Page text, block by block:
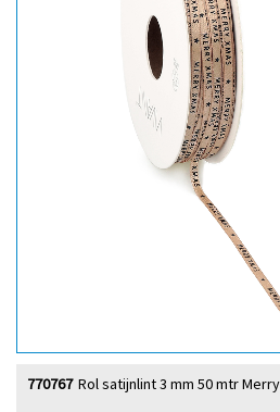
Rol satijnlint 3 mm 50 mtr
770767